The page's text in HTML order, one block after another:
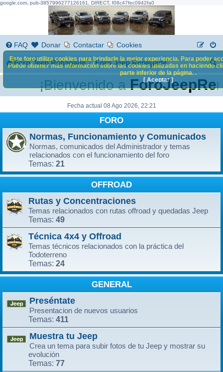
google.com, pub-3857996277126161, DIRECT, f08c47fec0942fa0
FAQ Donar Contactar Cookies
Foro Jeep Renegade Foro Jeep Renegade
B
s
¡Bienvenido a
Fecha actual 08 Ago 2026, 22:21
FORO
Normas, Funcionamiento y Comunicados
Normas, comunicados del Administrador y temas
relacionados con el funcionamiento del foro
Temas: 21
OFFROAD
Rutas y Concentraciones
Temas relacionados con rutas offroad y quedadas Jeep
Temas: 49
Técnica 4x4 y Offroad
Temas técnicos relacionados con la práctica del
Todoterreno
Temas: 24
GENERAL
Preséntate
Presentacion de nuevos usuarios
Temas: 411
Muestra tu Jeep
Crea un tema para subir fotos de tu Jeep y mostrar su
evolución
Temas: 77
Este foro utiliza cookies para brindarle la mejor experiencia. Para poder
Puede obtener más información sobre las cookies utilizadas en haciendo
parte inferior de la página. .
[ Aceptar ]